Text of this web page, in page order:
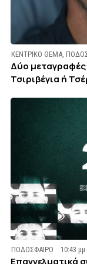
ΚΕΝΤΡΙΚΟ ΘΕΜΑ ,
Δύο
Τσιριβέγια ή
ΠΟΔΟΣΦΑΙΡΟ 10:43 μμ
Επαγγελματικά